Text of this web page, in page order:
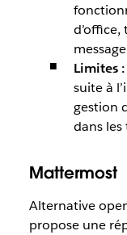
Limites :
suite à
gestion
dans les
Mattermost
Alternative
propose une